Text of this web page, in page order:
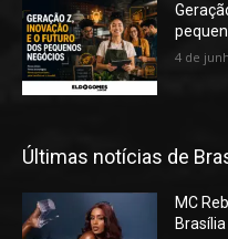
4 de
Últimas notícias de
MC